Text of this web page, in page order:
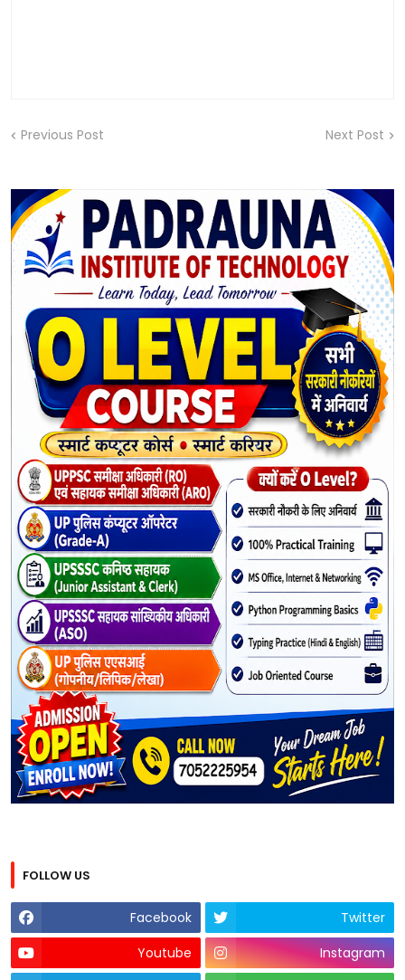
Previous Post Next Post
FOLLOW US
Facebook
Twitter
Youtube
Instagram